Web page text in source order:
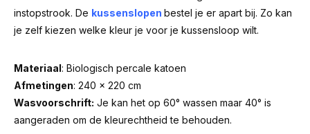
instopstrook. De kussenslopen bestel je er apart bij. Zo kan
je zelf kiezen welke kleur je voor je kussensloop wilt.
Materiaal: Biologisch percale katoen
Afmetingen: 240 x 220 cm
Wasvoorschrift: Je kan het op 60° wassen maar 40° is
aangeraden om de kleurechtheid te behouden.